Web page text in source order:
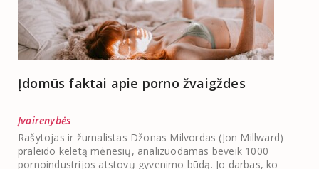
Įdomūs faktai apie porno žvaigždes
Įvairenybės
Rašytojas ir žurnalistas Džonas Milvordas (Jon Millward)
praleido keletą mėnesių, analizuodamas beveik 1000
pornoindustrijos atstovų gyvenimo būdą. Jo darbas, ko